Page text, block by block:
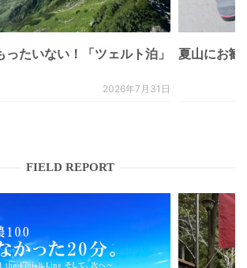
たいない！「ツェルト泊」
2026年7月31日
夏山にお
FIELD REPORT